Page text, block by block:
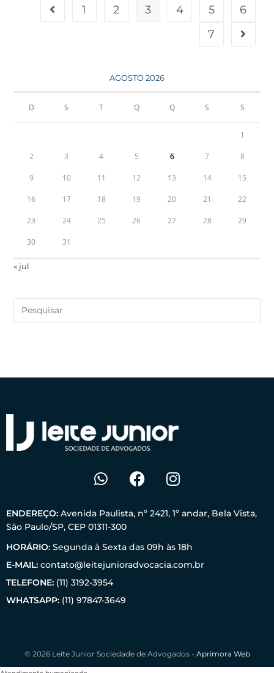
1 2 3 4 5
6
7
AGOSTO 2026
D S T Q Q S S
1
2 3 4 5 6 7 8
9 10 11 12 13 14 15
16 17 18 19 20 21 22
23 24 25 26 27 28 29
30 31
« jul
ENDEREÇO: Avenida Paulista, nº 2421, 1º andar, Bela Vista,
São Paulo/SP, CEP 01311-300
HORÁRIO: Segunda à Sexta das 09h às 18h
E-MAIL: contato@leitejunioradvocacia.com.br
TELEFONE: (11) 3192-3954
WHATSAPP: (11) 97847-3649
© 2026 Leite Junior Sociedade de Advogados - Aprimora Web